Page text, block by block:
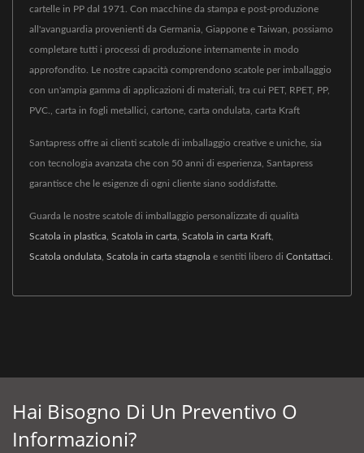
cartelle in PP dal 1971. Con macchine da stampa e post-produzione
all'avanguardia provenienti da Germania, Giappone e Taiwan, possiamo
completare tutti i processi di produzione internamente in modo
approfondito. Le nostre capacità comprendono scatole per imballaggio
con un'ampia gamma di applicazioni di materiali, tra cui PET, RPET, PP,
PVC., carta in fogli metallici, cartone, carta ondulata, carta Kraft
Santapress offre ai clienti scatole di imballaggio creative e uniche, sia
con tecnologia avanzata che con 50 anni di esperienza, Santapress
garantisce che le esigenze di ogni cliente siano soddisfatte.
Guarda le nostre scatole di imballaggio personalizzate di qualità
Scatola in plastica Scatola in carta Scatola in carta Kraft
Scatola ondulata Scatola in carta stagnola e sentiti libero di Contattaci
Hai Bisogno Di Un Preventivo O
Informazioni?